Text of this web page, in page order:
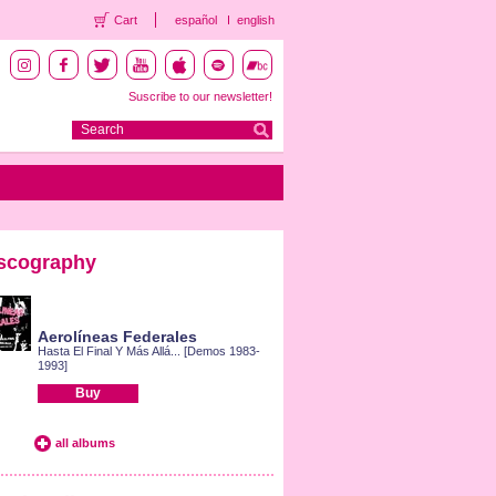
Cart español english
Suscribe to our newsletter!
Aerolíneas Federales
Hasta El Final Y Más Allá... [Demos 1983-
1993]
Buy
all albums